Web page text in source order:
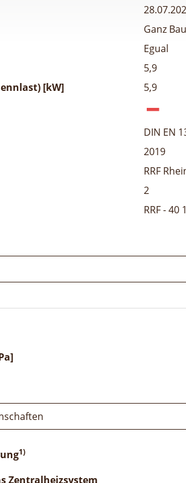
Ganz
Egual
5,9
[kW]
5,9
DIN EN
2019
RRF
2
RRF - 40
1)
Zentralheizsystem